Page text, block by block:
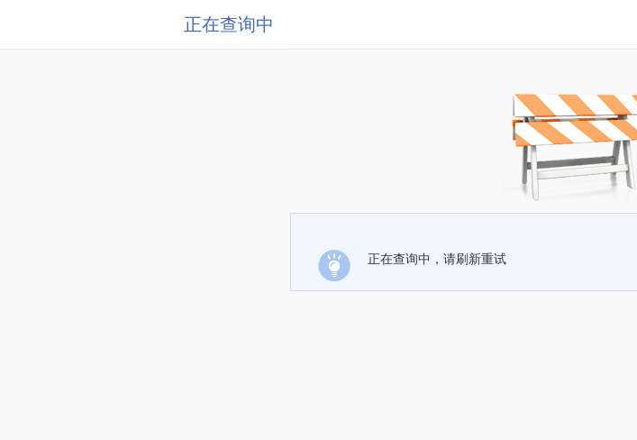
正在查询中
正在查询中，请刷新重试